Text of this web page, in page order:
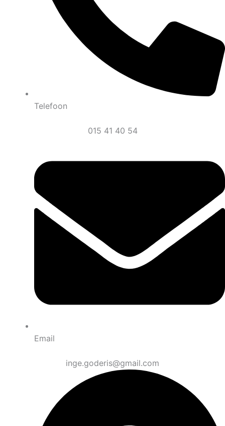
Telefoon
015 41 40 54
Email
inge.goderis@gmail.com